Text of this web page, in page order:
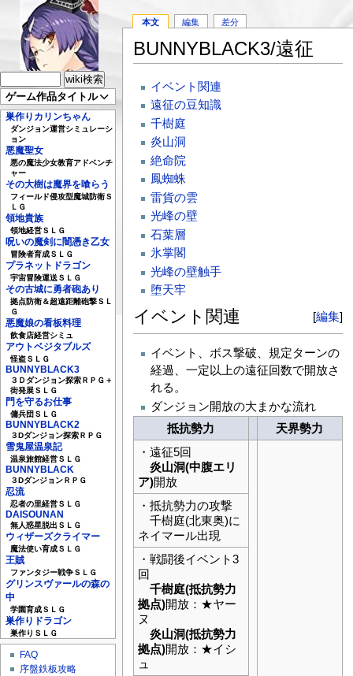
ゲーム作品タイトル
巣作りカリンちゃん
ダンジョン運営シミュレーシ
ョン
悪魔聖女
悪の魔法少女教育アドベンチ
ャー
その大樹は魔界を喰らう
フィールド侵攻型魔城防衛Ｓ
ＬＧ
領地貴族
領地経営ＳＬＧ
呪いの魔剣に闇憑き乙女
冒険者育成ＳＬＧ
プラネットドラゴン
宇宙冒険運送ＳＬＧ
その古城に勇者砲あり
拠点防衛＆超遠距離砲撃ＳＬ
Ｇ
悪魔娘の看板料理
飲食店経営シミュ
アウトベジタブルズ
怪盗ＳＬＧ
BUNNYBLACK3
３Ｄダンジョン探索ＲＰＧ＋
街発展ＳＬＧ
門を守るお仕事
傭兵団ＳＬＧ
BUNNYBLACK2
３Dダンジョン探索ＲＰＧ
雪鬼屋温泉記
温泉旅館経営ＳＬＧ
BUNNYBLACK
３DダンジョンＲＰＧ
忍流
忍者の里経営ＳＬＧ
DAISOUNAN
無人惑星脱出ＳＬＧ
ウィザーズクライマー
魔法使い育成ＳＬＧ
王賊
ファンタジー戦争ＳＬＧ
グリンスヴァールの森の
中
学園育成ＳＬＧ
巣作りドラゴン
巣作りＳＬＧ
FAQ
序盤鉄板攻略
本文 編集 差分
BUNNYBLACK3/遠征
イベント関連
遠征の豆知識
千樹庭
炎山洞
絶命院
鳳蜘蛛
雷貨の雲
光峰の壁
石葉層
氷掌閣
光峰の壁触手
堕天牢
[編集]
イベント関連
イベント、ボス撃破、規定ターンの
経過、一定以上の遠征回数で開放さ
れる。
ダンジョン開放の大まかな流れ
抵抗勢力
天界勢力
・遠征5回
炎山洞(中腹エリ
ア)開放
・抵抗勢力の攻撃
千樹庭(北東奥)に
ネイマール出現
・戦闘後イベント3
回
千樹庭(抵抗勢力
拠点)開放：★ヤー
ヌ
炎山洞(抵抗勢力
拠点)開放：★イシ
ュ